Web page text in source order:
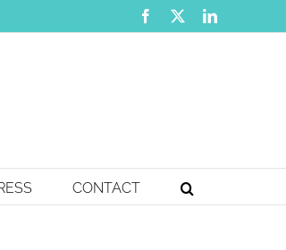
Facebook
X LinkedIn
CONTACT